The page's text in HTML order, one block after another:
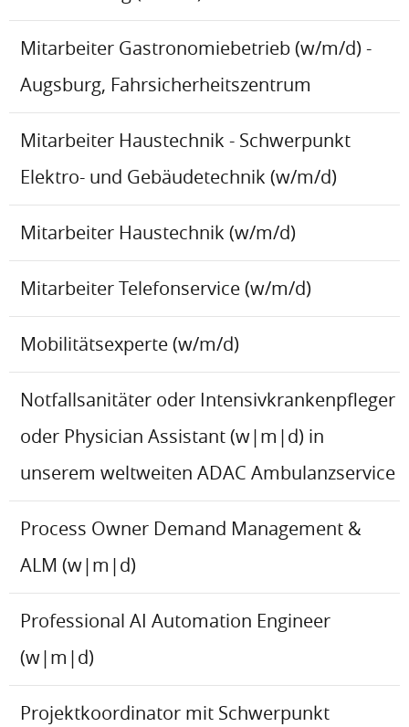
Mitarbeiter Gastronomiebetrieb (w/m/d) -
Augsburg, Fahrsicherheitszentrum
Mitarbeiter Haustechnik - Schwerpunkt
Elektro- und Gebäudetechnik (w/m/d)
Mitarbeiter Haustechnik (w/m/d)
Mitarbeiter Telefonservice (w/m/d)
Mobilitätsexperte (w/m/d)
Notfallsanitäter oder Intensivkrankenpfleger
oder Physician Assistant (w|m|d) in
unserem weltweiten ADAC Ambulanzservice
Process Owner Demand Management &
ALM (w|m|d)
Professional AI Automation Engineer
(w|m|d)
Projektkoordinator mit Schwerpunkt